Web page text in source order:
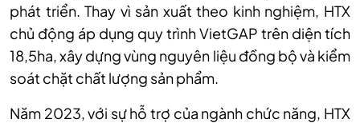
phát triển. Thay vì sản xuất theo kinh nghiệm, HTX
chủ động áp dụng quy trình VietGAP trên diện tích
18,5ha, xây dựng vùng nguyên liệu đồng bộ và kiểm
soát chặt chất lượng sản phẩm.
Năm 2023, với sự hỗ trợ của ngành chức năng, HTX